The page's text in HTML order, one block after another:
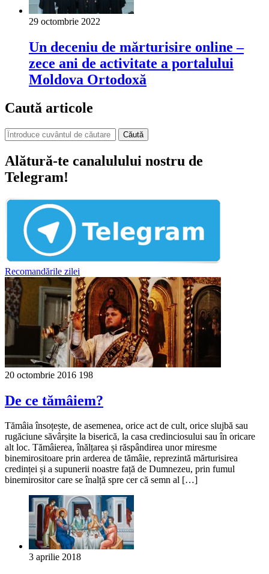
29 octombrie 2022
Un deceniu de mărturisire online –
zece ani de activitate a portalului
Moldova Ortodoxă
Caută articole
Căută
Alătură-te canalulului nostru de
Telegram!
Recomandările zilei
20 octombrie 2016 198
De ce tămâiem?
Tămâia însoțește, de asemenea, orice act de cult, orice slujbă sau
rugăciune săvârșite la biserică, la casa credinciosului sau în oricare
alt loc. Tămâierea, înălțarea și răspândirea unor miresme
binemirositoare prin arderea de tămâie, reprezintă mărturisirea
credinței și a supunerii noastre față de Dumnezeu, prin fumul
binemirositor care se înalță spre cer că semn al […]
3 aprilie 2018